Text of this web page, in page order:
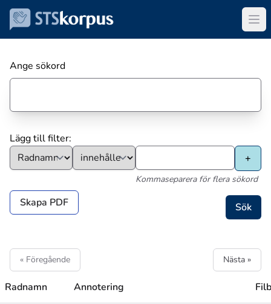
Ange sökord
Lägg till filter:
Kommaseparera för flera sökord
Skapa PDF
« Föregående Nästa »
Radnamn Annotering